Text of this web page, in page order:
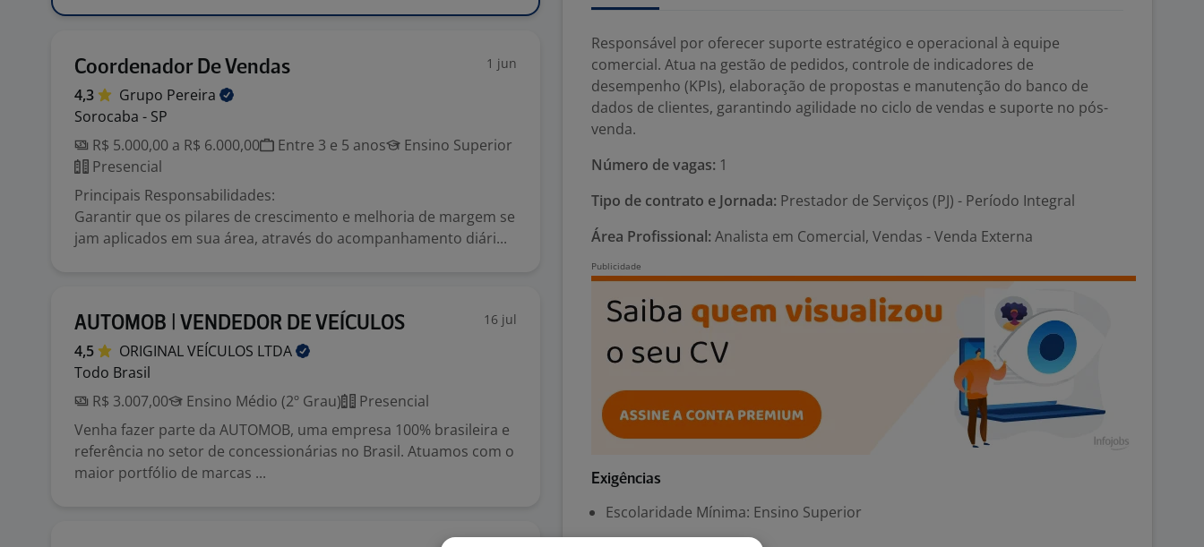
Coordenador De Vendas 1 jun
4,3 Grupo Pereira
Sorocaba - SP
R$ 5.000,00 a R$ 6.000,00
Entre 3 e 5 anos
Ensino Superior
Presencial
Principais Responsabilidades:
Garantir que os pilares de crescimento e melhoria de margem se
jam aplicados em sua área, através do acompanhamento diári...
AUTOMOB | VENDEDOR DE VEÍCULOS 16 jul
4,5 ORIGINAL VEÍCULOS LTDA
Todo Brasil
R$ 3.007,00
Ensino Médio (2º Grau)
Presencial
Venha fazer parte da AUTOMOB, uma empresa 100% brasileira e
referência no setor de concessionárias no Brasil. Atuamos com o
maior portfólio de marcas ...
Responsável por oferecer suporte estratégico e operacional à equipe
comercial. Atua na gestão de pedidos, controle de indicadores de
desempenho (KPIs), elaboração de propostas e manutenção do banco de
dados de clientes, garantindo agilidade no ciclo de vendas e suporte no pós-
venda.
Número de vagas: 1
Tipo de contrato e Jornada: Prestador de Serviços (PJ) - Período Integral
Área Profissional: Analista em Comercial, Vendas - Venda Externa
Exigências
Escolaridade Mínima: Ensino Superior